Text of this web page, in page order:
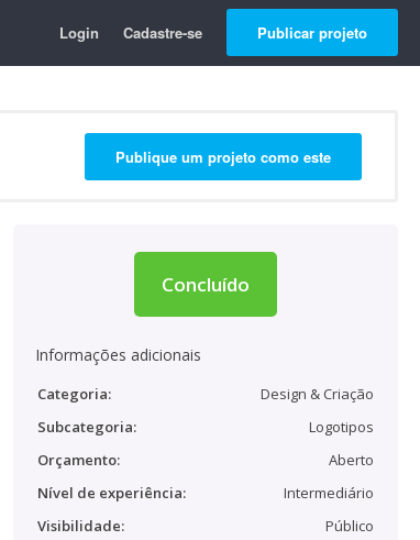
Login Cadastre-se Publicar projeto
Publique um projeto como este
Concluído
Informações adicionais
Categoria:
Design & Criação
Subcategoria:
Logotipos
Orçamento:
Aberto
Nível de experiência:
Intermediário
Visibilidade:
Público